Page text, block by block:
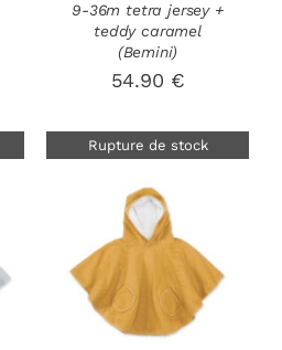
9-36m tetra jersey +
teddy caramel
(Bemini)
54.90 €
Rupture de stock